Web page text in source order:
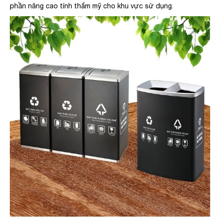
phần nâng cao tính thẩm mỹ cho khu vực sử dụng.